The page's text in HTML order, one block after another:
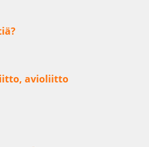
avioliitto